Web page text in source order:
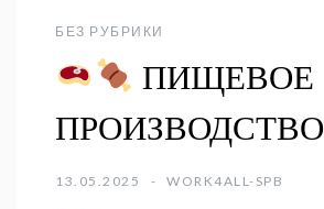
БЕЗ РУБРИКИ
ПИЩЕВОЕ
ПРОИЗВОДСТВО
13.05.2025 WORK4ALL-SPB